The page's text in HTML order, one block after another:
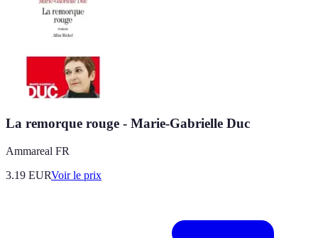
La remorque rouge - Marie-Gabrielle Duc
Ammareal FR
3.19 EURVoir le prix